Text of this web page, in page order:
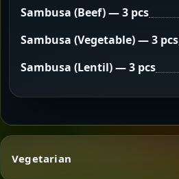
Sambusa (Beef) — 3 pcs
Sambusa (Vegetable) — 3 pcs
Sambusa (Lentil) — 3 pcs
Vegetarian